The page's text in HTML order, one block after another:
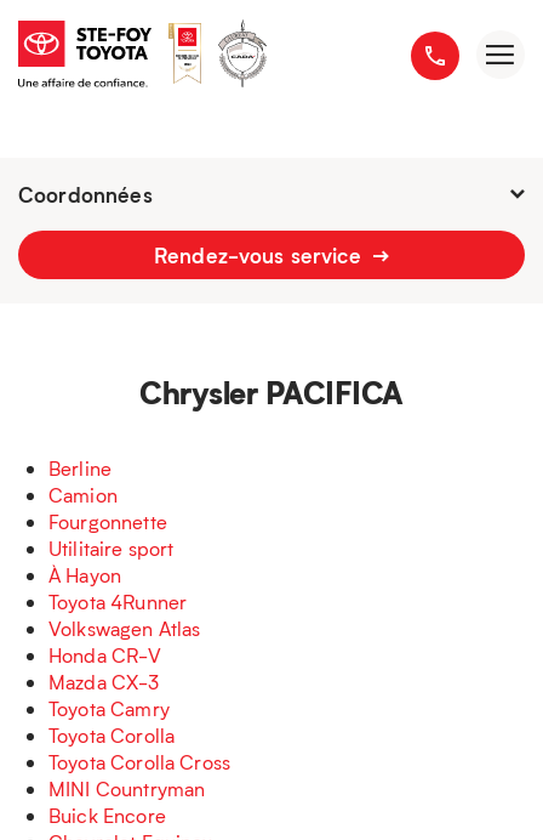
Coordonnées
Présentement ouvert jusqu'à 21h
Rendez-vous service
Chrysler PACIFICA
Berline
Camion
Fourgonnette
Utilitaire sport
À Hayon
Toyota 4Runner
Volkswagen Atlas
Honda CR-V
Mazda CX-3
Toyota Camry
Toyota Corolla
Toyota Corolla Cross
MINI Countryman
Buick Encore